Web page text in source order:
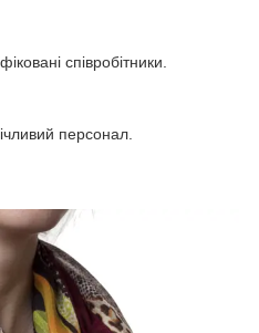
співробітники.
персонал.